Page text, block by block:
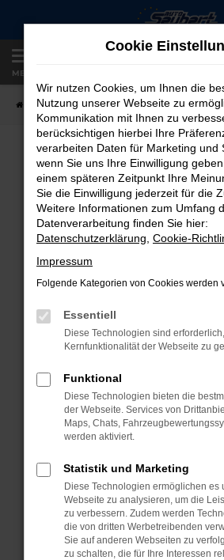
Zum
springen
MENÜ
Startseite Fahrzeugangebote Fahrzeug-
FAHRZEUG-
FEHLER: NETWORK
Beim Laden ist ein Fehler
Hier sind ein paar Tipps, die dir
Überprüfe deine Firewall
Internetverbindung.
Laden andere Webseiten,
Prüfe deine
Manche Erweiterungen, wie
können das Laden
anderen Browser oder in
Fenster?
Starte dein Gerät neu.
Das kann manchmal helfen,
vorübergehende Probleme
Cookie
Wir nutzen Cookies, um Ihnen die
Nutzung unserer Webseite zu
Kommunikation mit Ihnen zu
berücksichtigen hierbei Ihre
verarbeiten Daten für Marketing und
wenn Sie uns Ihre Einwilligung
einem späteren Zeitpunkt Ihre
Sie die Einwilligung jederzeit für die
Weitere Informationen zum Umfang
Datenverarbeitung finden Sie hier:
Datenschutzerklärung Cookie-
Impressum
Folgende Kategorien von Cookies werden
Essentiell
Diese Technologien sind
Kernfunktionalität der Webseite zu
Funktional
Diese Technologien bieten die
der Webseite. Services von
Maps, Chats,
werden aktiviert.
Statistik und Marketing
Diese Technologien ermöglichen es
Webseite zu analysieren, um die
zu verbessern. Zudem werden
die von dritten Werbetreibenden
Sie auf anderen Webseiten zu
zu schalten, die für Ihre Interessen